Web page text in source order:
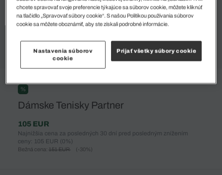
%
Dámske Tenisky Partner
105 EUR
Najnižšia cena za posledných 30 dní pred posledným znížením
ceny: 105 EUR (0%)
Bežná cena: 151 EUR (-30%)
chcete spravovať svoje preferencie týkajúce sa súborov cookie, môžete kliknúť
na tlačidlo „Spravovať súbory cookie“. S našou Politikou používania súborov
cookie sa môžete oboznámiť, aby ste získali podrobné informácie.
Nastavenia súborov
cookie
Prijať všetky súbory cookie